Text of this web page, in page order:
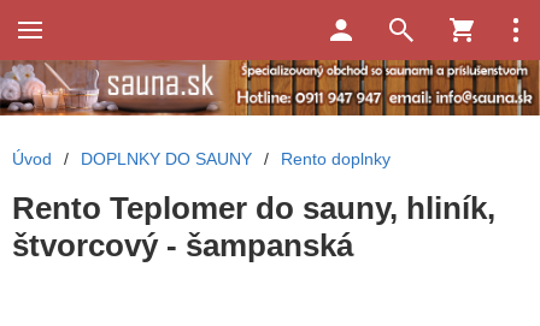
Úvod / DOPLNKY DO SAUNY / Rento doplnky
Rento Teplomer do sauny, hliník,
štvorcový - šampanská